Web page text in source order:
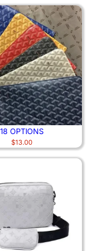
18 OPTIONS
$13.00